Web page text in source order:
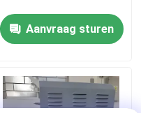
Aanvraag sturen